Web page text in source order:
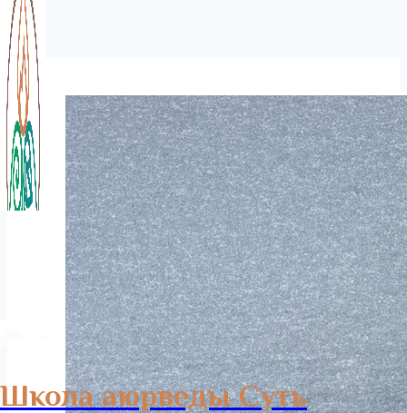
Школа аюрведы Суть